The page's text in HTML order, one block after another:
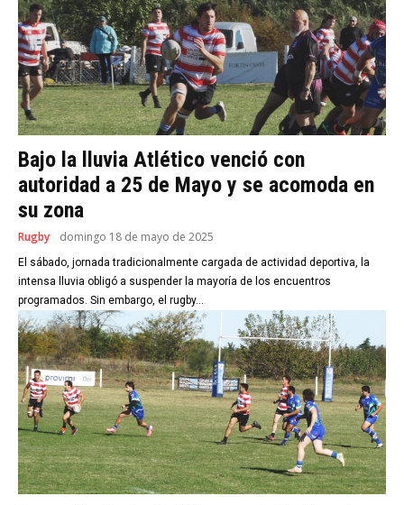
Bajo la lluvia Atlético venció con
autoridad a 25 de Mayo y se acomoda en
su zona
Rugby domingo 18 de mayo de 2025
El sábado, jornada tradicionalmente cargada de actividad deportiva, la
intensa lluvia obligó a suspender la mayoría de los encuentros
programados. Sin embargo, el rugby...